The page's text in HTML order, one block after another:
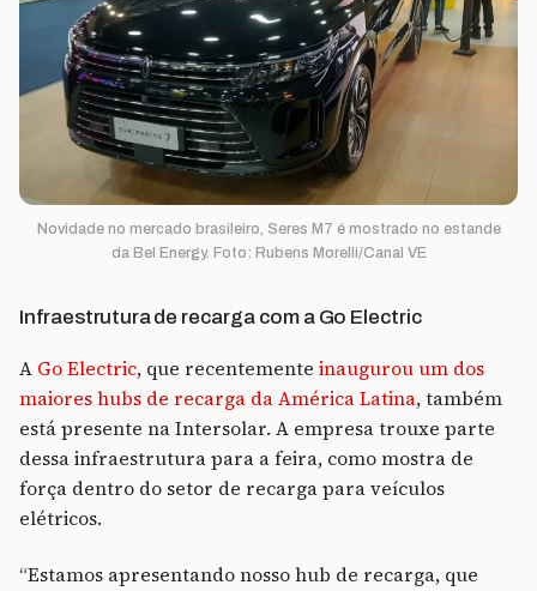
Novidade no mercado brasileiro, Seres M7 é mostrado no estande
da Bel Energy. Foto: Rubens Morelli/Canal VE
Infraestrutura de recarga com a Go Electric
A Go Electric, que recentemente inaugurou um dos
maiores hubs de recarga da América Latina, também
está presente na Intersolar. A empresa trouxe parte
dessa infraestrutura para a feira, como mostra de
força dentro do setor de recarga para veículos
elétricos.
“Estamos apresentando nosso hub de recarga, que